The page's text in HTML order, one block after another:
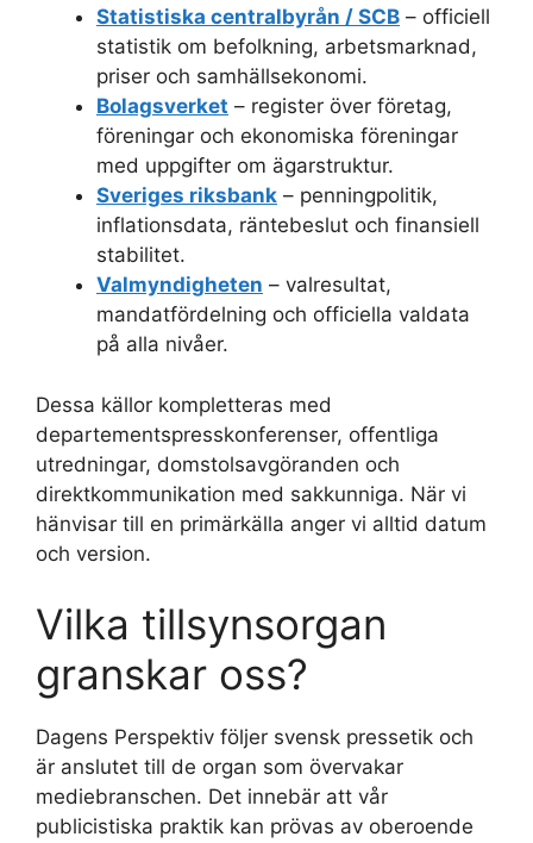
Statistiska centralbyrån / SCB – officiell
statistik om befolkning, arbetsmarknad,
priser och samhällsekonomi.
Bolagsverket – register över företag,
föreningar och ekonomiska föreningar
med uppgifter om ägarstruktur.
Sveriges riksbank – penningpolitik,
inflationsdata, räntebeslut och finansiell
stabilitet.
Valmyndigheten – valresultat,
mandatfördelning och officiella valdata
på alla nivåer.
Dessa källor kompletteras med
departementspresskonferenser, offentliga
utredningar, domstolsavgöranden och
direktkommunikation med sakkunniga. När vi
hänvisar till en primärkälla anger vi alltid datum
och version.
Vilka tillsynsorgan
granskar oss?
Dagens Perspektiv följer svensk pressetik och
är anslutet till de organ som övervakar
mediebranschen. Det innebär att vår
publicistiska praktik kan prövas av oberoende